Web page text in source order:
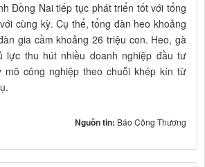
Đồng Nai tiếp tục phát triển tốt với tổng
cùng kỳ. Cụ thể, tổng đàn heo khoảng
gia cầm khoảng 26 triệu con. Heo, gà
lực thu hút nhiều doanh nghiệp đầu tư
mô công nghiệp theo chuỗi khép kín từ
Nguồn tin: Báo Công Thương